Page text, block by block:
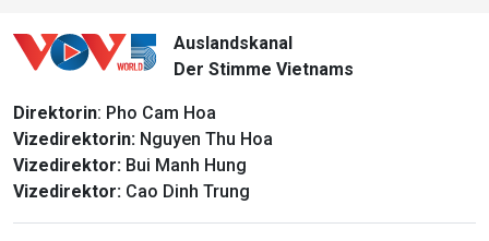
Auslandskanal
Der Stimme Vietnams
Direktorin: Pho Cam Hoa
Vizedirektorin: Nguyen Thu Hoa
Vizedirektor: Bui Manh Hung
Vizedirektor: Cao Dinh Trung